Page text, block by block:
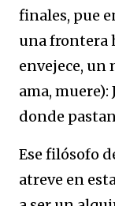
finales, pue
una frontera
envejece, un
ama, muere):
donde
Ese filósofo
atreve en